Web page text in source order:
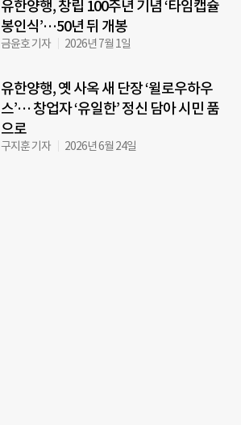
유한양행, 창립 100주년 기념 ‘타임캡슐
봉인식’…50년 뒤 개봉
금윤호 기자 2026년 7월 1일
유한양행, 옛 사옥 새 단장 ‘윌로우하우
스’… 창업자 ‘유일한’ 정신 담아 시민 품
으로
구지훈 기자 2026년 6월 24일